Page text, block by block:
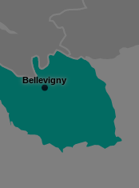
Bellevigny